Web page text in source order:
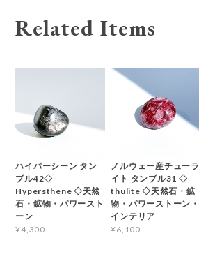
Related Items
ハイパーシーン タン
ブル42◇
Hypersthene ◇天然
石・鉱物・パワースト
ーン
¥4,300
ノルウェー産チューラ
イト タンブル31 ◇
thulite ◇天然石・鉱
物・パワーストーン・
インテリア
¥6,100